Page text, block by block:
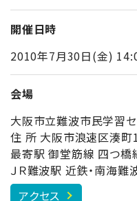
開催日時
2010年7月30日(金)
会場
大阪市立難波市民学習セ
住 所 大阪市浪速区湊町
最寄駅 御堂筋線 四つ
ＪＲ難波駅 近鉄・南海難
アクセス